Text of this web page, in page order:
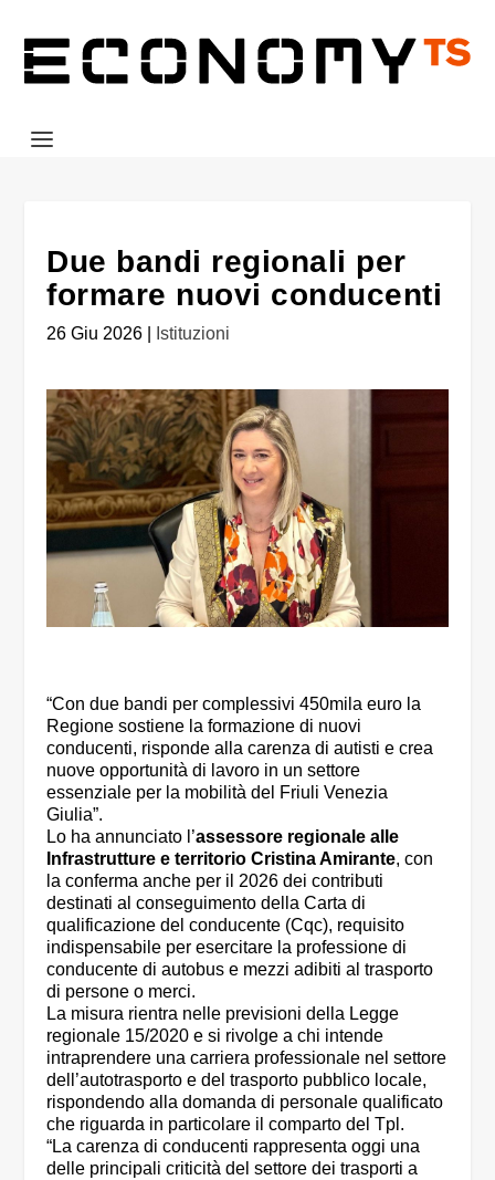
Due bandi regionali per
formare nuovi conducenti
26 Giu 2026 Istituzioni
“Con due bandi per complessivi 450mila euro la
Regione sostiene la formazione di nuovi
conducenti, risponde alla carenza di autisti e crea
nuove opportunità di lavoro in un settore
essenziale per la mobilità del Friuli Venezia
Giulia”.
Lo ha annunciato l’assessore regionale alle
Infrastrutture e territorio Cristina Amirante, con
la conferma anche per il 2026 dei contributi
destinati al conseguimento della Carta di
qualificazione del conducente (Cqc), requisito
indispensabile per esercitare la professione di
conducente di autobus e mezzi adibiti al trasporto
di persone o merci.
La misura rientra nelle previsioni della Legge
regionale 15/2020 e si rivolge a chi intende
intraprendere una carriera professionale nel settore
dell’autotrasporto e del trasporto pubblico locale,
rispondendo alla domanda di personale qualificato
che riguarda in particolare il comparto del Tpl.
“La carenza di conducenti rappresenta oggi una
delle principali criticità del settore dei trasporti a